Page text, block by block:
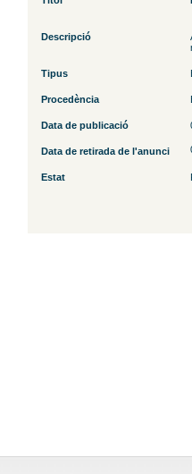
Descripció
Tipus
Procedència
Data de publicació
Data de retirada de l'anunci
Estat